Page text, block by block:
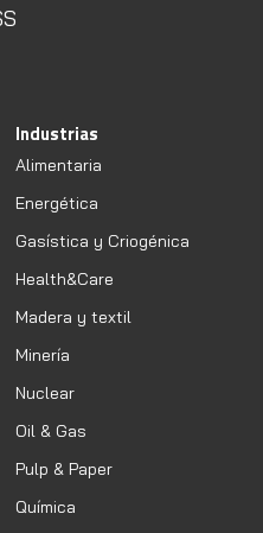
Industrias
Alimentaria
Energética
Gasística y Criogénica
Health&Care
Madera y textil
Minería
Nuclear
Oil & Gas
Pulp & Paper
Química